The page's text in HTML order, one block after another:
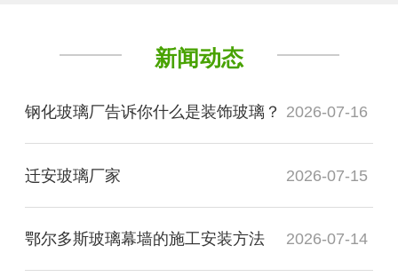
新闻动态
钢化玻璃厂告诉你什么是装饰玻璃？ 2026-07-16
迁安玻璃厂家 2026-07-15
鄂尔多斯玻璃幕墙的施工安装方法 2026-07-14